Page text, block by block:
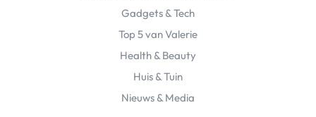
Gadgets & Tech
Top 5 van Valerie
Health & Beauty
Huis & Tuin
Nieuws & Media